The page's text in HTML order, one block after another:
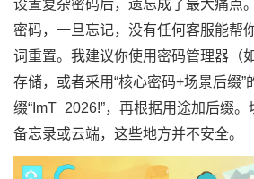
设置复杂密码后，遗忘成了最大痛点
密码，一旦忘记，没有任何客服能帮
词重置。我建议你使用密码管理器（
存储，或者采用“核心密码+场景后缀”
缀“ImT_2026!”，再根据用途加后缀
备忘录或云端，这些地方并不安全。